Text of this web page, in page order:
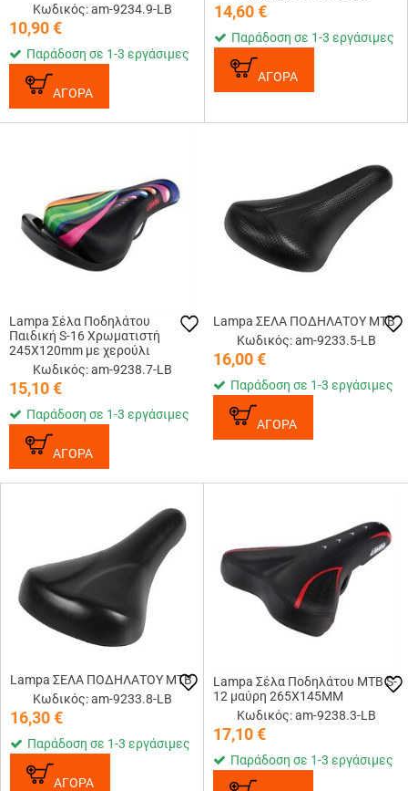
Κωδικός: am-9234.9-LB
10,90€
Παράδοση σε 1-3 εργάσιμες
ΑΓΟΡΑ
14,60€
Παράδοση σε 1-3 εργάσιμες
ΑΓΟΡΑ
Lampa Σέλα Ποδηλάτου
Παιδική S-16 Χρωματιστή
245Χ120mm με χερούλι
Κωδικός: am-9238.7-LB
15,10€
Παράδοση σε 1-3 εργάσιμες
ΑΓΟΡΑ
Lampa ΣΕΛΑ ΠΟΔΗΛΑΤΟΥ ΜΤΒ
Κωδικός: am-9233.5-LB
16,00€
Παράδοση σε 1-3 εργάσιμες
ΑΓΟΡΑ
Lampa ΣΕΛΑ ΠΟΔΗΛΑΤΟΥ ΜΤΒ
Κωδικός: am-9233.8-LB
16,30€
Παράδοση σε 1-3 εργάσιμες
ΑΓΟΡΑ
Lampa Σέλα Ποδηλάτου MTB S-
12 μαύρη 265Χ145ΜΜ
Κωδικός: am-9238.3-LB
17,10€
Παράδοση σε 1-3 εργάσιμες